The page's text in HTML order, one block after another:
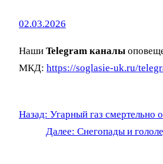
02.03.2026
Наши Telegram каналы
МКД: https://soglasie-uk.ru/
Назад: Угарный газ смертельно
Далее: Cнегопады и